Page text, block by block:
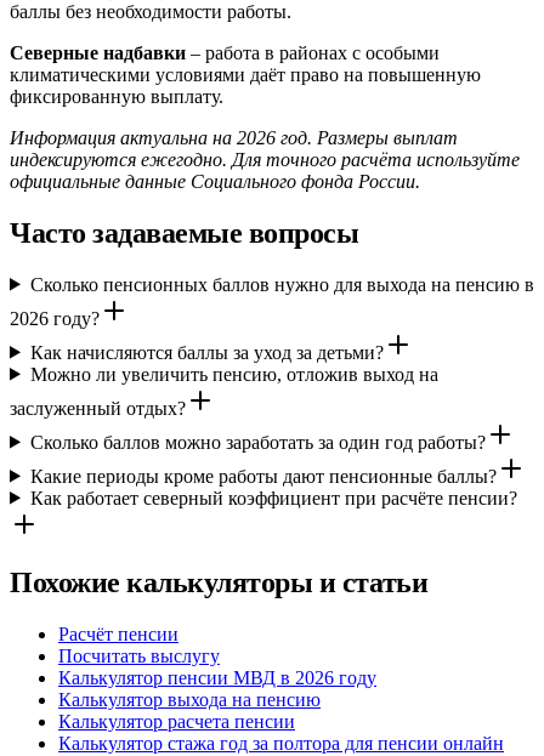
баллы без необходимости работы.
Северные надбавки – работа в районах с особыми
климатическими условиями даёт право на повышенную
фиксированную выплату.
Информация актуальна на 2026 год. Размеры выплат
индексируются ежегодно. Для точного расчёта используйте
официальные данные Социального фонда России.
Часто задаваемые вопросы
Сколько пенсионных баллов нужно для выхода на пенсию в
2026 году?
Как начисляются баллы за уход за детьми?
Можно ли увеличить пенсию, отложив выход на
заслуженный отдых?
Сколько баллов можно заработать за один год работы?
Какие периоды кроме работы дают пенсионные баллы?
Как работает северный коэффициент при расчёте пенсии?
Похожие калькуляторы и статьи
Расчёт пенсии
Посчитать выслугу
Калькулятор пенсии МВД в 2026 году
Калькулятор выхода на пенсию
Калькулятор расчета пенсии
Калькулятор стажа год за полтора для пенсии онлайн